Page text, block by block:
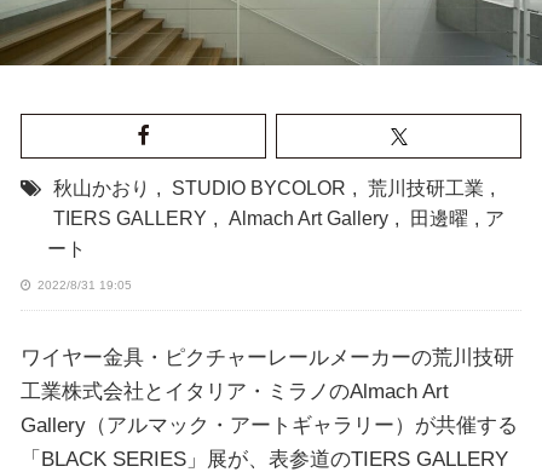
秋山かおり , STUDIO BYCOLOR , 荒川技研工業 ,
TIERS GALLERY , Almach Art Gallery , 田邊曜 , ア
ート
2022/8/31 19:05
ワイヤー金具・ピクチャーレールメーカーの荒川技研
工業株式会社とイタリア・ミラノのAlmach Art
Gallery（アルマック・アートギャラリー）が共催する
「BLACK SERIES」展が、表参道のTIERS GALLERY